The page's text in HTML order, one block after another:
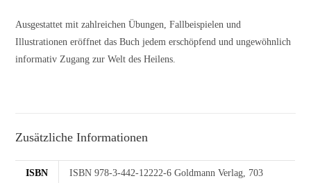
Ausgestattet mit zahlreichen Übungen, Fallbeispielen und
Illustrationen eröffnet das Buch jedem erschöpfend und ungewöhnlich
informativ Zugang zur Welt des Heilens.
Zusätzliche Informationen
ISBN
ISBN 978-3-442-12222-6 Goldmann Verlag, 703